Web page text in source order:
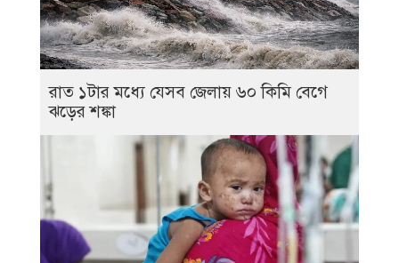
রাত ১টার মধ্যে যেসব জেলায় ৬০ কিমি বেগে
ঝড়ের শঙ্কা